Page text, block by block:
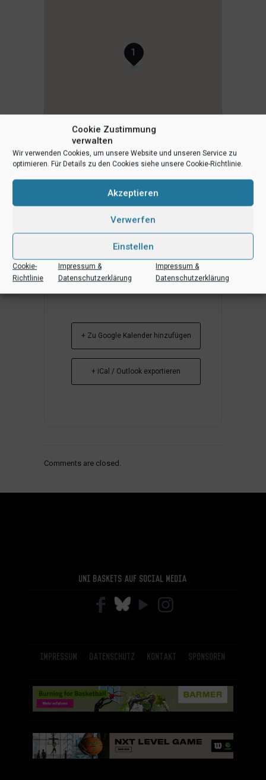
Cookie Zustimmung
verwalten
Wir verwenden Cookies, um unsere Website und unseren Service zu
optimieren. Für Details zu den Cookies siehe unsere Cookie-Richtlinie.
Akzeptieren
Verwerfen
Einstellen
Cookie-
Richtlinie
Impressum &
Datenschutzerklärung
Impressum &
Datenschutzerklärung
1
+ Zu Google Kalender hinzufügen
+ iCal / Outlook exportieren
Comments are closed.
Uni Baskets auf Social Media
Impressum Datenschutz Kontakt Sponsoren